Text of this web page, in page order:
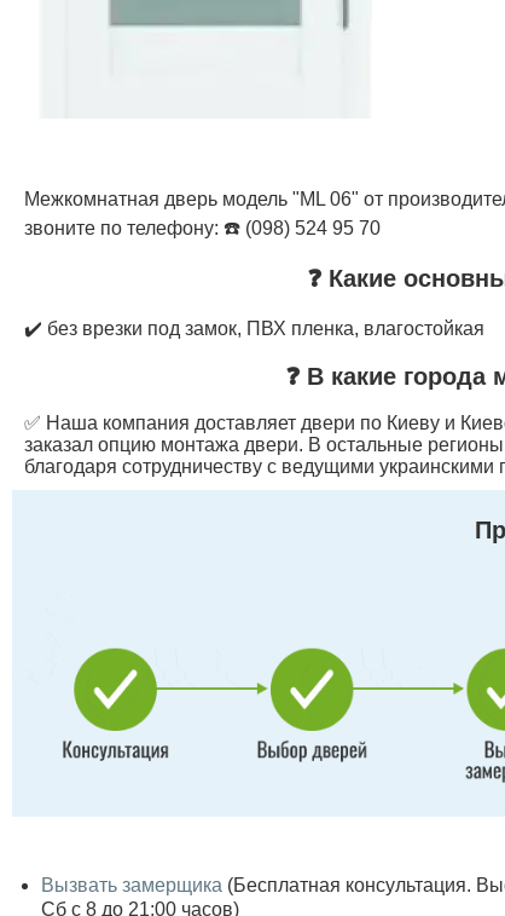
Межкомнатная дверь модель "ML 06" от
звоните по телефону: ☎️ (098) 524 95 70
❓ Какие
✔️ без врезки под замок, ПВХ пленка, влагостойкая
❓ В какие города
✅ Наша компания доставляет двери по Киеву и
заказал опцию монтажа двери. В остальные
благодаря сотрудничеству с ведущими украинскими
Вызвать замерщика (Бесплатная консультация.
Сб с 8 до 21:00 часов)